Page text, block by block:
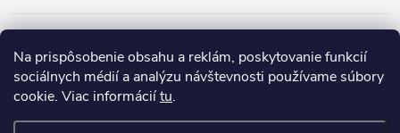
Na prispôsobenie obsahu a reklám, poskytovanie funkcií
sociálnych médií a analýzu návštevnosti používame súbory
cookie. Viac informáciítu.